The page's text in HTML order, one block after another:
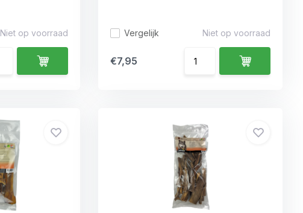
Niet op voorraad Vergelijk Niet op voorraad
€7,95